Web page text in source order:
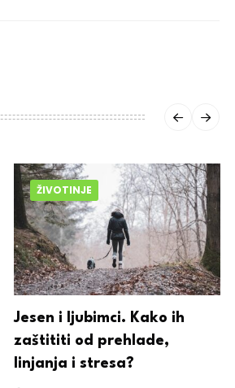
ŽIVOTINJE
Jesen i ljubimci. Kako ih
zaštititi od prehlade,
linjanja i stresa?